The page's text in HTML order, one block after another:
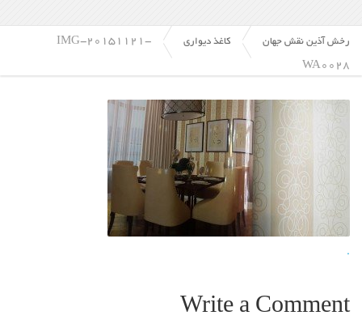
رخش آذین نقش جهان کاغذ دیواری
IMG-20151121-
WA0028
.
Write a Comment